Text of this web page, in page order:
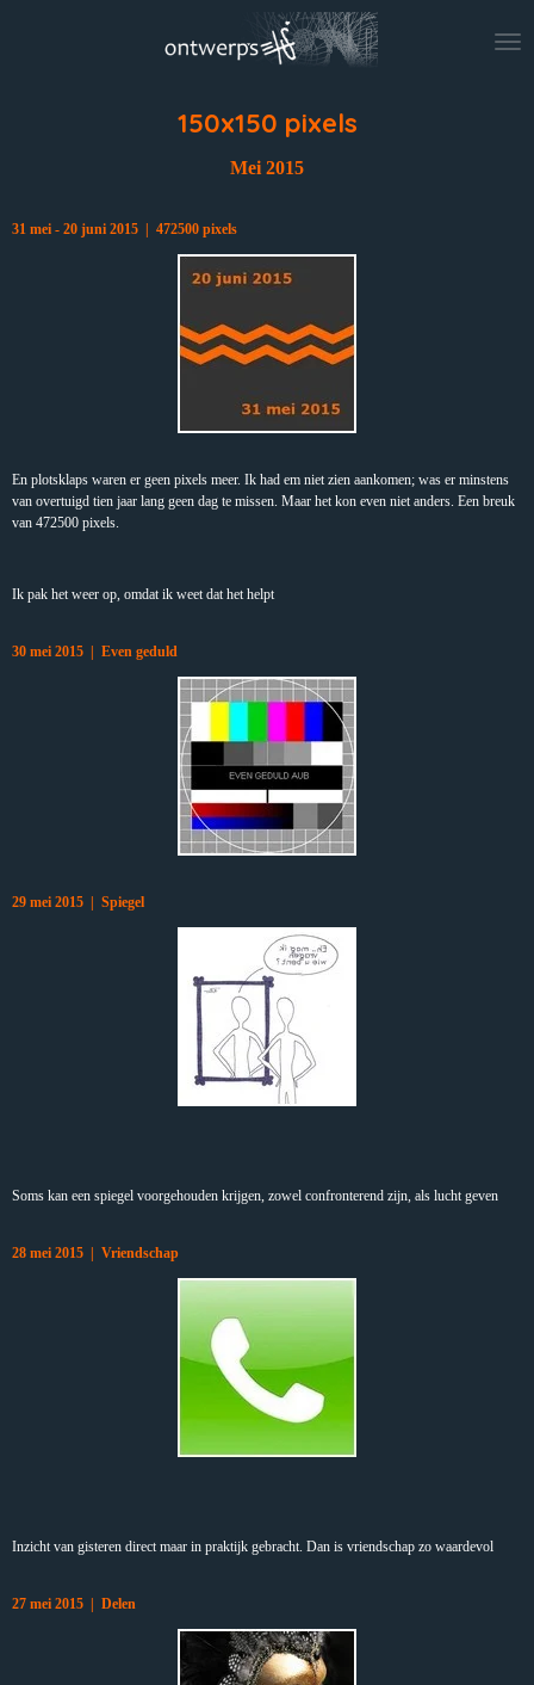
150x150 pixels
Mei 2015
31 mei - 20 juni 2015 | 472500 pixels
En plotsklaps waren er geen pixels meer. Ik had em niet zien aankomen; was er minstens
van overtuigd tien jaar lang geen dag te missen. Maar het kon even niet anders. Een breuk
van 472500 pixels.
Ik pak het weer op, omdat ik weet dat het helpt
30 mei 2015 | Even geduld
29 mei 2015 | Spiegel
Soms kan een spiegel voorgehouden krijgen, zowel confronterend zijn, als lucht geven
28 mei 2015 | Vriendschap
Inzicht van gisteren direct maar in praktijk gebracht. Dan is vriendschap zo waardevol
27 mei 2015 | Delen